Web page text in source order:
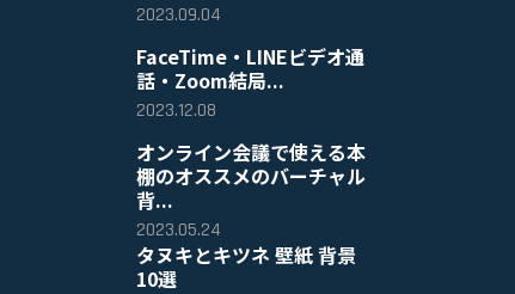
2023.09.04
FaceTime・LINEビデオ通
話・Zoom結局...
2023.12.08
オンライン会議で使える本
棚のオススメのバーチャル
背...
2023.05.24
タヌキとキツネ 壁紙 背景
10選